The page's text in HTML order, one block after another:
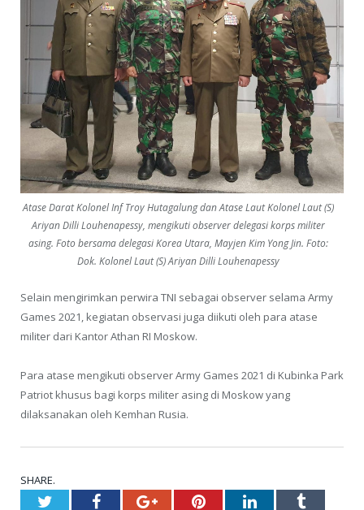
Atase Darat Kolonel Inf Troy Hutagalung dan Atase Laut Kolonel Laut (S)
Ariyan Dilli Louhenapessy, mengikuti observer delegasi korps militer
asing. Foto bersama delegasi Korea Utara, Mayjen Kim Yong Jin. Foto:
Dok. Kolonel Laut (S) Ariyan Dilli Louhenapessy
Selain mengirimkan perwira TNI sebagai observer selama Army
Games 2021, kegiatan observasi juga diikuti oleh para atase
militer dari Kantor Athan RI Moskow.
Para atase mengikuti observer Army Games 2021 di Kubinka Park
Patriot khusus bagi korps militer asing di Moskow yang
dilaksanakan oleh Kemhan Rusia.
SHARE.
TwitterFacebookGoogle+PinterestLinkedInTumblr